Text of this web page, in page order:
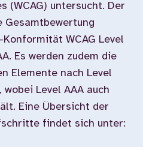
(WCAG) untersucht. Der
WCAG Level
Es werden zudem die
Elemente nach Level
Level AAA auch
Eine Übersicht der
findet sich unter: